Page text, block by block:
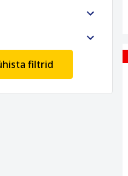
filtrid